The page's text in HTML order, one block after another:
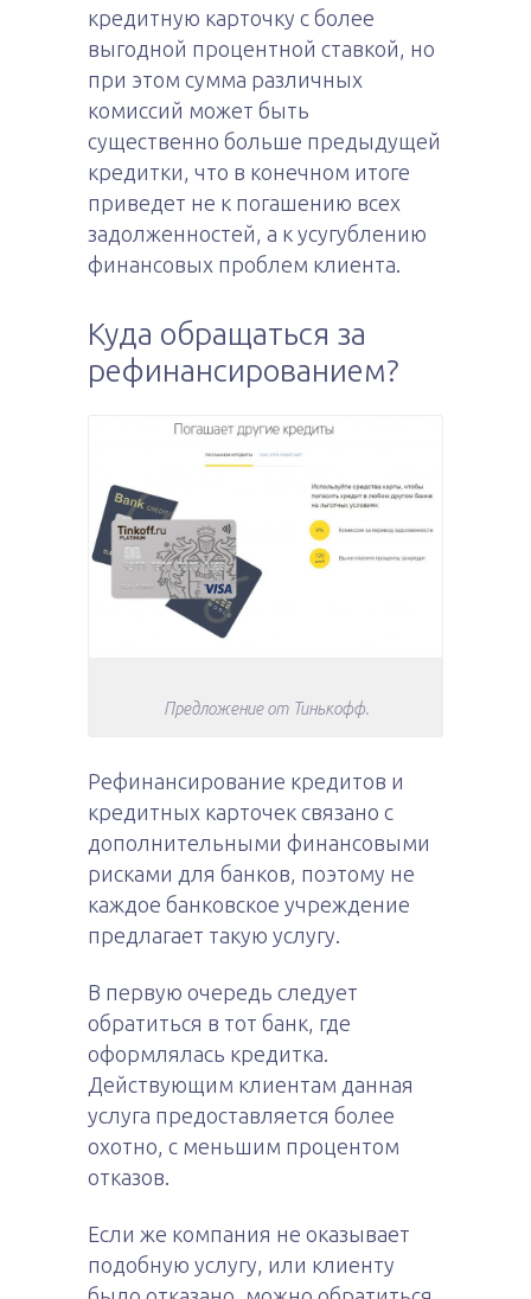
кредитную карточку с более
выгодной процентной ставкой, но
при этом сумма различных
комиссий может быть
существенно больше предыдущей
кредитки, что в конечном итоге
приведет не к погашению всех
задолженностей, а к усугублению
финансовых проблем клиента.
Куда обращаться за
рефинансированием?
Предложение от Тинькофф.
Рефинансирование кредитов и
кредитных карточек связано с
дополнительными финансовыми
рисками для банков, поэтому не
каждое банковское учреждение
предлагает такую услугу.
В первую очередь следует
обратиться в тот банк, где
оформлялась кредитка.
Действующим клиентам данная
услуга предоставляется более
охотно, с меньшим процентом
отказов.
Если же компания не оказывает
подобную услугу, или клиенту